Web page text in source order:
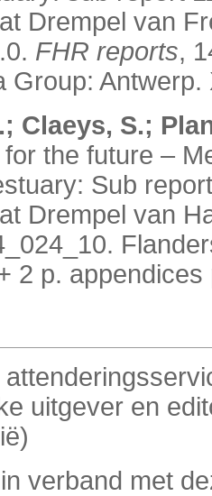
Drempel van
FHR reports,
Group:
Claeys, S.;
the future –
Sub
Drempel van
2 p.
uitgever en
verband met